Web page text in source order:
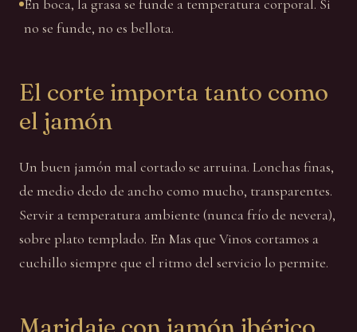
En boca, la grasa se funde a temperatura corporal. Si
no se funde, no es bellota.
El corte importa tanto como
el jamón
Un buen jamón mal cortado se arruina. Lonchas finas,
de medio dedo de ancho como mucho, transparentes.
Servir a temperatura ambiente (nunca frío de nevera),
sobre plato templado. En Mas que Vinos cortamos a
cuchillo siempre que el ritmo del servicio lo permite.